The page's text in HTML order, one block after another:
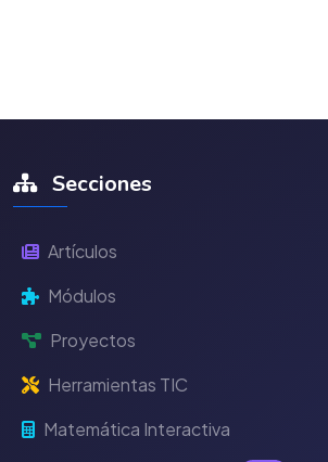
Secciones
Artículos
Módulos
Proyectos
Herramientas TIC
Matemática Interactiva